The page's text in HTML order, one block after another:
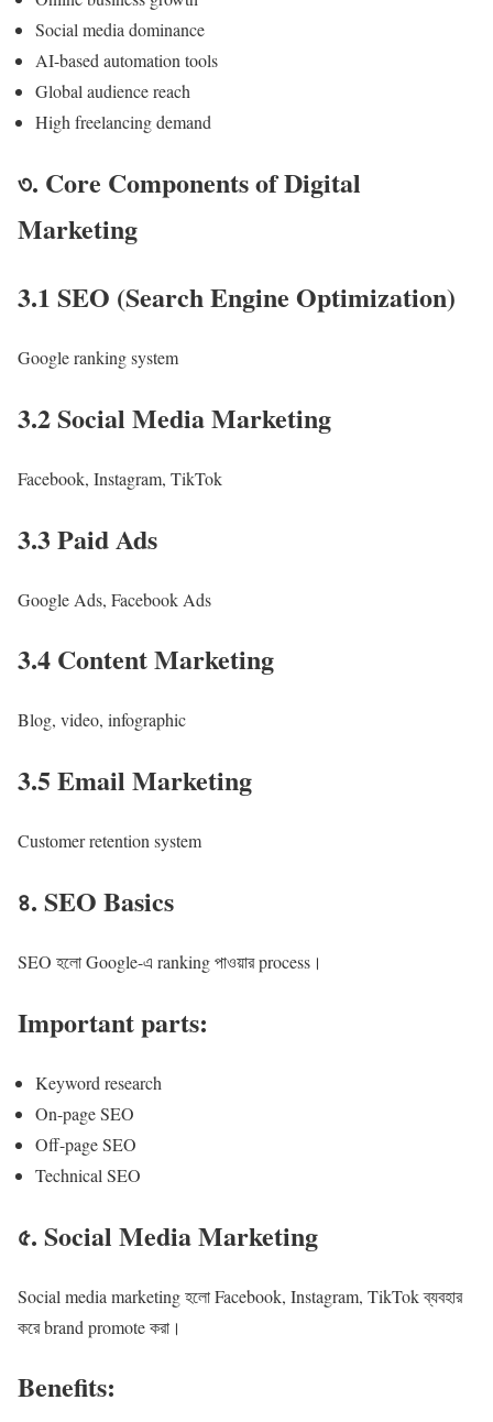
Social media dominance
AI-based automation tools
Global audience reach
High freelancing demand
৩. Core Components of Digital
Marketing
3.1 SEO (Search Engine Optimization)
Google ranking system
3.2 Social Media Marketing
Facebook, Instagram, TikTok
3.3 Paid Ads
Google Ads, Facebook Ads
3.4 Content Marketing
Blog, video, infographic
3.5 Email Marketing
Customer retention system
৪. SEO Basics
SEO হলো Google-এ ranking পাওয়ার process।
Important parts:
Keyword research
On-page SEO
Off-page SEO
Technical SEO
৫. Social Media Marketing
Social media marketing হলো Facebook, Instagram, TikTok ব্যবহার
করে brand promote করা।
Benefits: